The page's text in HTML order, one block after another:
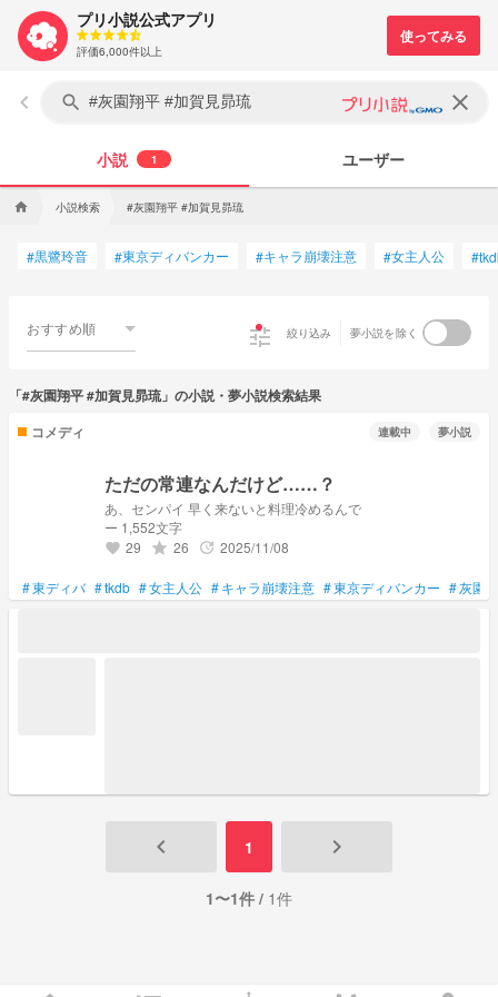
プリ小説公式アプリ
評価6,000件以上
keyboard_arrow_left search clear
小説 1 ユーザー
home 小説検索 #灰園翔平 #加賀見昴琉
#黒鷺玲音 #東京ディバンカー #キャラ崩壊注意 #女主人公 #
おすすめ順 tune 絞り込み 夢小説を除く
「#灰園翔平 #加賀見昴琉」の小説・夢小説検索結果
コメディ
連載中 夢小説
ただの常連なんだけど……？
あ、センパイ 早く来ないと料理冷めるんで
ー 1,552文字
favorite 29 grade 26 update 2025/11/08
#東ディバ #tkdb #女主人公 #キャラ崩壊注意 #東京ディバンカー #灰園
keyboard_arrow_left 1 keyboard_arrow_right
1〜1件 / 1件